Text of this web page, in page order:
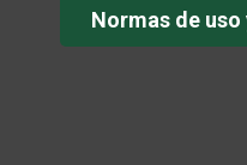
Normas de